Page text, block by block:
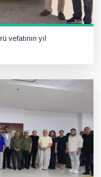
vefatının yıl